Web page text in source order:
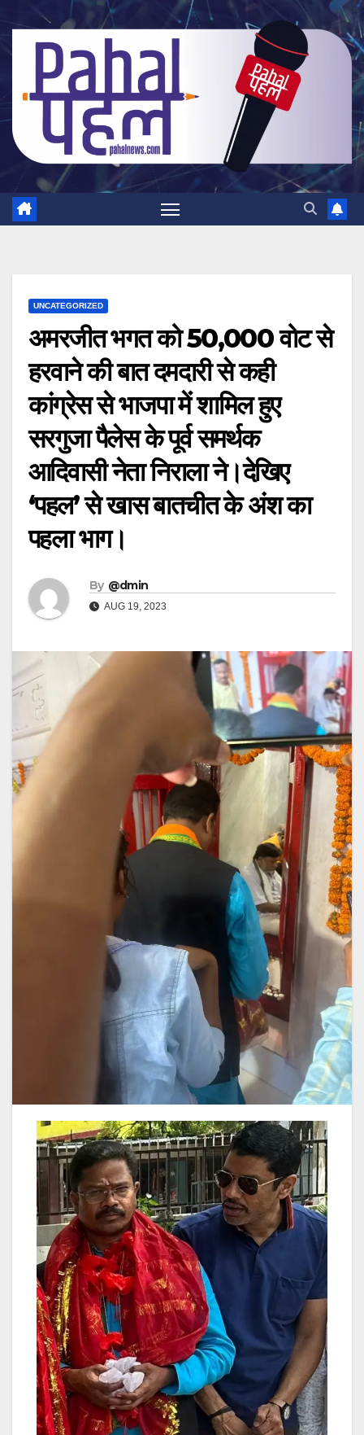
to
UNCATEGORIZED
अमरजीत भगत को 50,000 वोट से
हरवाने की बात दमदारी से कही
कांग्रेस से भाजपा में शामिल हुए
सरगुजा पैलेस के पूर्व समर्थक
आदिवासी नेता निराला ने।देखिए
‘पहल’ से खास बातचीत के अंश का
पहला भाग।
By @dmin
AUG 19, 2023